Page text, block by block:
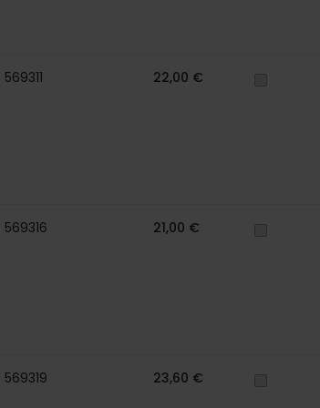
569311 22,00 €
569316 21,00 €
569319 23,60 €